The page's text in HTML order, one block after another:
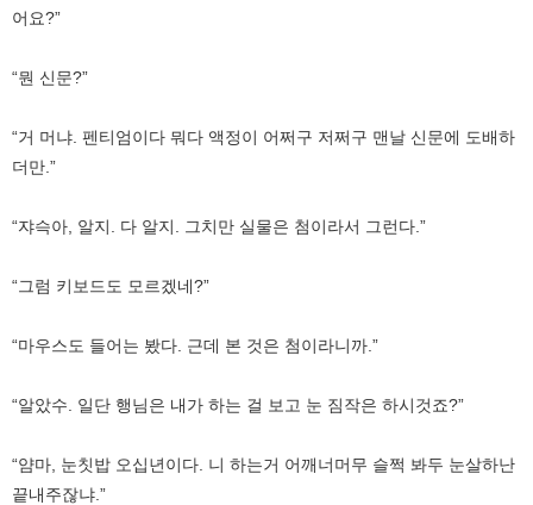
어요?”
“뭔 신문?”
“거 머냐. 펜티엄이다 뭐다 액정이 어쩌구 저쩌구 맨날 신문에 도배하
더만.”
“쟈슥아, 알지. 다 알지. 그치만 실물은 첨이라서 그런다.”
“그럼 키보드도 모르겠네?”
“마우스도 들어는 봤다. 근데 본 것은 첨이라니까.”
“알았수. 일단 행님은 내가 하는 걸 보고 눈 짐작은 하시것죠?”
“얌마, 눈칫밥 오십년이다. 니 하는거 어깨너머무 슬쩍 봐두 눈살하난
끝내주잖냐.”